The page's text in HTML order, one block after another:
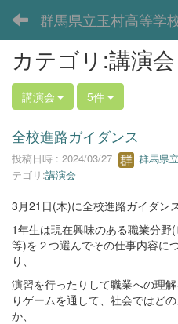
群馬県立玉村高等学
カテゴリ:講演会
講演会 5件
全校進路ガイダンス
投稿日時 : 2024/03/27 群馬県
テゴリ:講演会
3月21日(木)に全校進路ガイダン
1年生は現在興味のある職業分
等)を２つ選んでその仕事内容に
り、
演習を行ったりして職業への理
りゲームを通して、社会ではど
か、